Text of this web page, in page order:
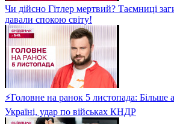
Чи дійсно Гітлер мертвий? Таємниці
давали спокою світу!
⚡Головне на ранок 5 листопада: Більше
Україні, удар по військах КНДР